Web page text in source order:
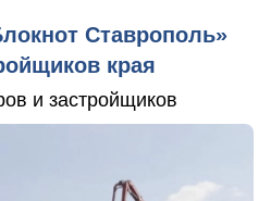
Ставрополь»
края
и застройщиков